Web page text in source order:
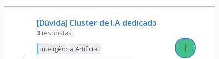
[Dúvida] Cluster de I.A dedicado
3 respostas
Inteligência Artificial